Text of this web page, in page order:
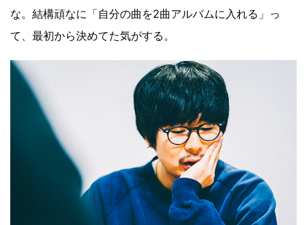
な。結構頑なに「自分の曲を2曲アルバムに入れる」っ
て、最初から決めてた気がする。